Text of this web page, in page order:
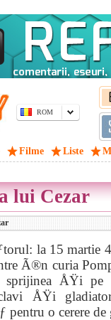
ROM
Filme Liste
lui Cezar
la 15 martie
Ã®n curia
ÅŸi pe
ÅŸi
pentru o cerere de